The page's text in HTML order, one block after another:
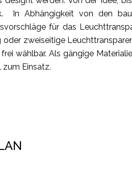
In Abhängigkeit von den
für das
zweiseitige
wählbar. Als gängige
zum Einsatz.